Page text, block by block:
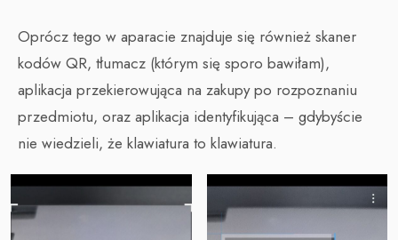
Oprócz tego w aparacie znajduje się również skaner
kodów QR, tłumacz (którym się sporo bawiłam),
aplikacja przekierowująca na zakupy po rozpoznaniu
przedmiotu, oraz aplikacja identyfikująca – gdybyście
nie wiedzieli, że klawiatura to klawiatura.